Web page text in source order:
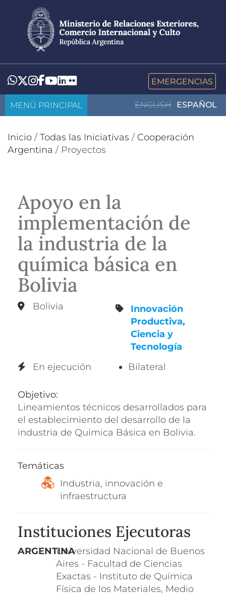
contenido
principal
Whatsapp
Twitter
Instagram
Facebook
YouTube
LinkedIn
Flickr EMERGENCIAS
ENGLISH ESPAÑOL
MENÚ PRINCIPAL
Inicio / Todas las Iniciativas / Cooperación
Argentina / Proyectos
Apoyo en la
implementación de
la industria de la
química básica en
Bolivia
Bolivia
Innovación
Productiva,
Ciencia y
Tecnología
En ejecución
Bilateral
Objetivo:
Lineamientos técnicos desarrollados para
el establecimiento del desarrollo de la
industria de Química Básica en Bolivia.
Temáticas
Industria, innovación e
infraestructura
Instituciones Ejecutoras
ARGENTINAUniversidad Nacional de Buenos
Aires - Facultad de Ciencias
Exactas - Instituto de Química
Física de los Materiales, Medio